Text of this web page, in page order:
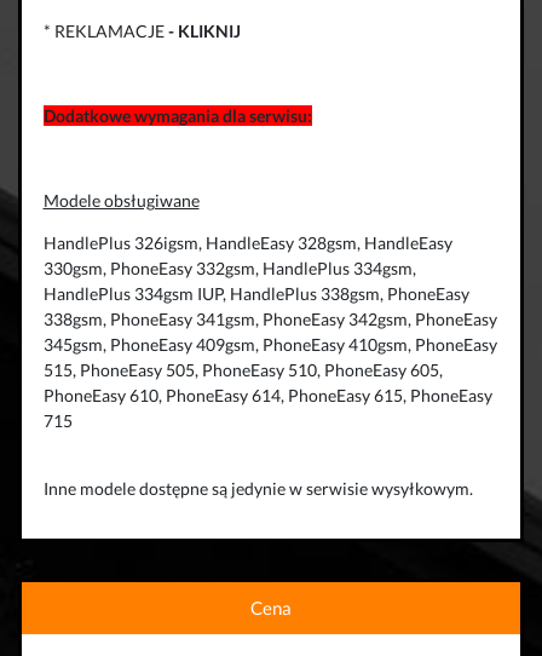
* REKLAMACJE- KLIKNIJ
Dodatkowe wymagania dla serwisu:
Modele obsługiwane
HandlePlus 326igsm, HandleEasy 328gsm, HandleEasy
330gsm, PhoneEasy 332gsm, HandlePlus 334gsm,
HandlePlus 334gsm IUP, HandlePlus 338gsm, PhoneEasy
338gsm, PhoneEasy 341gsm, PhoneEasy 342gsm, PhoneEasy
345gsm, PhoneEasy 409gsm, PhoneEasy 410gsm, PhoneEasy
515, PhoneEasy 505, PhoneEasy 510, PhoneEasy 605,
PhoneEasy 610, PhoneEasy 614, PhoneEasy 615, PhoneEasy
715
Inne modele dostępne są jedynie w serwisie wysyłkowym.
Cena